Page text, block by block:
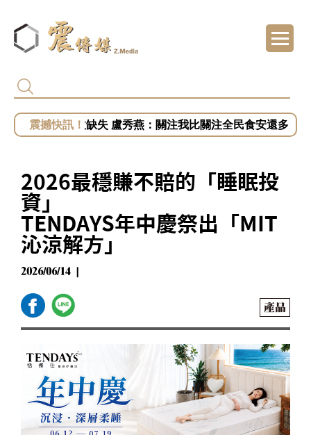
賴清德點名市政缺失 盧秀燕：關注我比關注全民食安還多
小英助攻新北！蔡英文任競總主委？蘇巧慧證
2026最穩賺不賠的「睡眠投
資」
TENDAYS年中慶祭出「MIT
沁涼解方」
2026/06/14 |
產品